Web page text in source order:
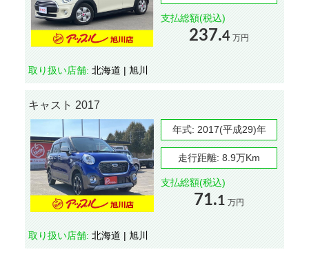
支払総額(税込)
237.4 万円
取り扱い店舗: 北海道 | 旭川
キャスト 2017
年式: 2017(平成29)年
走行距離: 8.9万Km
支払総額(税込)
71.1 万円
取り扱い店舗: 北海道 | 旭川